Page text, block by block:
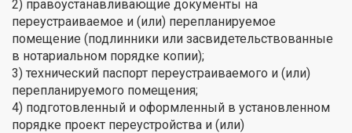
2) правоустанавливающие документы на
переустраиваемое и (или) перепланируемое
помещение (подлинники или засвидетельствованные
в нотариальном порядке копии);
3) технический паспорт переустраиваемого и (или)
перепланируемого помещения;
4) подготовленный и оформленный в установленном
порядке проект переустройства и (или)